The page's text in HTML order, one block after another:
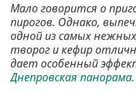
Мало говорится о
пирогов. Однако,
одной из самых
творог и кефир
дает особенный
Днепровская панорама.